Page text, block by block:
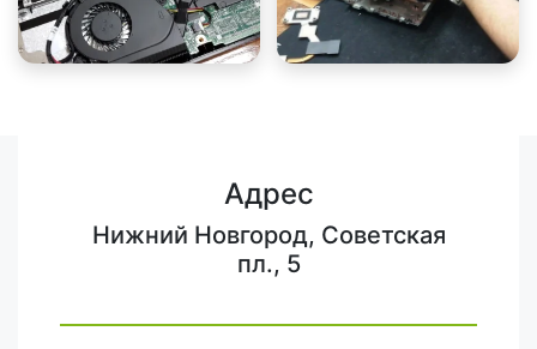
Адрес
Нижний Новгород, Советская
пл., 5